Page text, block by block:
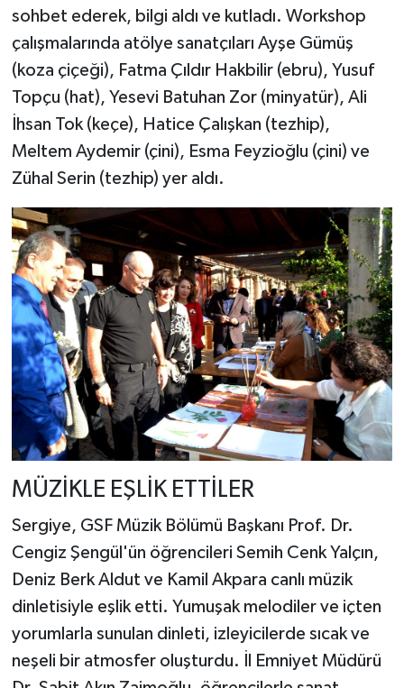
sohbet ederek, bilgi aldı ve kutladı. Workshop
çalışmalarında atölye sanatçıları Ayşe Gümüş
(koza çiçeği), Fatma Çıldır Hakbilir (ebru), Yusuf
Topçu (hat), Yesevi Batuhan Zor (minyatür), Ali
İhsan Tok (keçe), Hatice Çalışkan (tezhip),
Meltem Aydemir (çini), Esma Feyzioğlu (çini) ve
Zühal Serin (tezhip) yer aldı.
MÜZİKLE EŞLİK ETTİLER
Sergiye, GSF Müzik Bölümü Başkanı Prof. Dr.
Cengiz Şengül'ün öğrencileri Semih Cenk Yalçın,
Deniz Berk Aldut ve Kamil Akpara canlı müzik
dinletisiyle eşlik etti. Yumuşak melodiler ve içten
yorumlarla sunulan dinleti, izleyicilerde sıcak ve
neşeli bir atmosfer oluşturdu. İl Emniyet Müdürü